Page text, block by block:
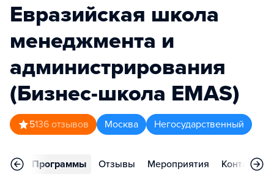
Евразийская школа
менеджмента и
администрирования
(Бизнес-школа EMAS)
5136 отзывов Москва Негосударственный
Программы Отзывы Мероприятия Контакты